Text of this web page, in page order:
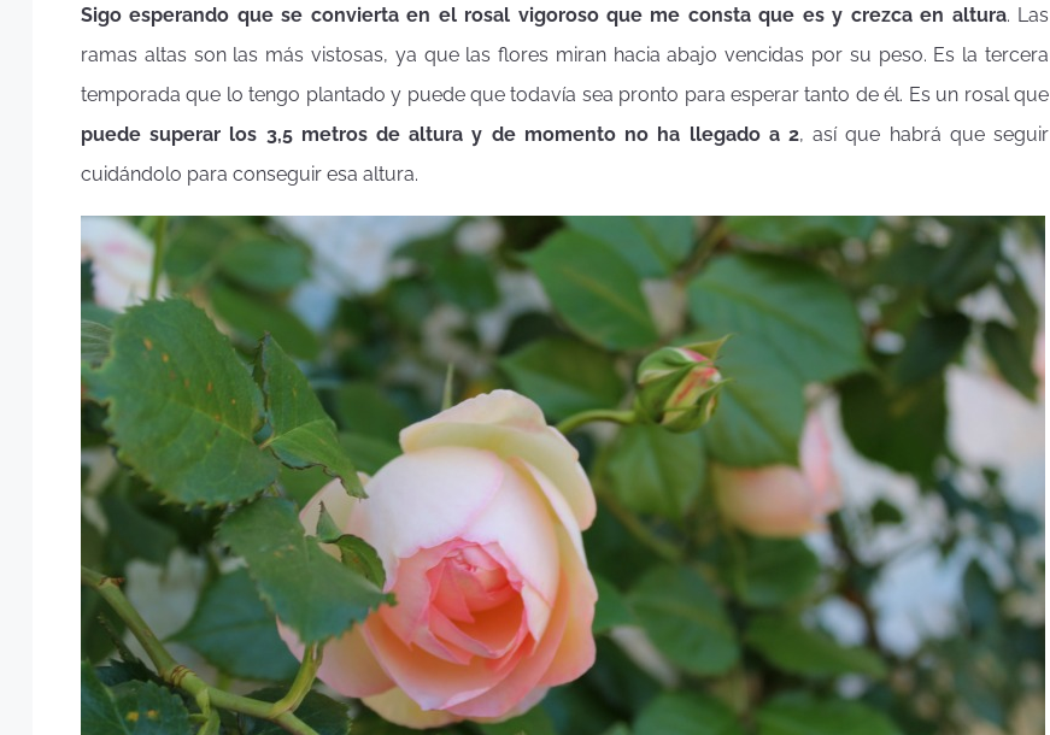
Sigo esperando que se convierta en el rosal vigoroso que me consta que es y crezca en altura. Las
ramas altas son las más vistosas, ya que las flores miran hacia abajo vencidas por su peso. Es la tercera
temporada que lo tengo plantado y puede que todavía sea pronto para esperar tanto de él. Es un rosal que
puede superar los 3,5 metros de altura y de momento no ha llegado a 2, así que habrá que seguir
cuidándolo para conseguir esa altura.